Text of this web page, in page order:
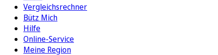
Vergleichsrechner
Bütz Mich
Hilfe
Online-Service
Meine Region